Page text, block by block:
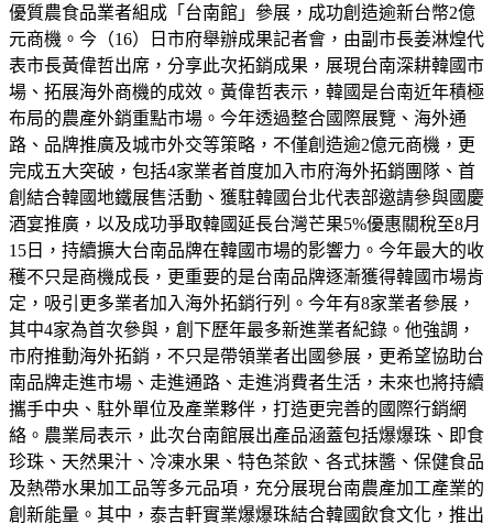
優質農食品業者組成「台南館」參展，成功創造逾新台幣2億
元商機。今（16）日市府舉辦成果記者會，由副市長姜淋煌代
表市長黃偉哲出席，分享此次拓銷成果，展現台南深耕韓國市
場、拓展海外商機的成效。黃偉哲表示，韓國是台南近年積極
布局的農產外銷重點市場。今年透過整合國際展覽、海外通
路、品牌推廣及城市外交等策略，不僅創造逾2億元商機，更
完成五大突破，包括4家業者首度加入市府海外拓銷團隊、首
創結合韓國地鐵展售活動、獲駐韓國台北代表部邀請參與國慶
酒宴推廣，以及成功爭取韓國延長台灣芒果5%優惠關稅至8月
15日，持續擴大台南品牌在韓國市場的影響力。今年最大的收
穫不只是商機成長，更重要的是台南品牌逐漸獲得韓國市場肯
定，吸引更多業者加入海外拓銷行列。今年有8家業者參展，
其中4家為首次參與，創下歷年最多新進業者紀錄。他強調，
市府推動海外拓銷，不只是帶領業者出國參展，更希望協助台
南品牌走進市場、走進通路、走進消費者生活，未來也將持續
攜手中央、駐外單位及產業夥伴，打造更完善的國際行銷網
絡。農業局表示，此次台南館展出產品涵蓋包括爆爆珠、即食
珍珠、天然果汁、冷凍水果、特色茶飲、各式抹醬、保健食品
及熱帶水果加工品等多元品項，充分展現台南農產加工產業的
創新能量。其中，泰吉軒實業爆爆珠結合韓國飲食文化，推出